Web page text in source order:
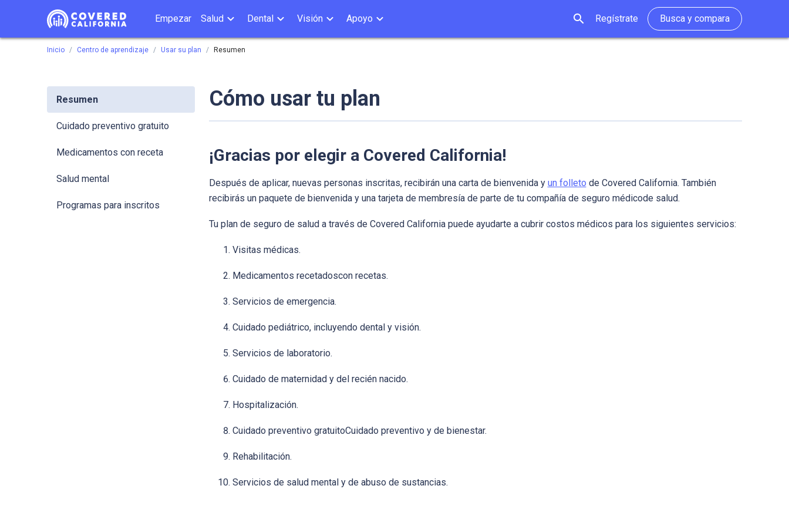
Empezar Salud Dental Visión Apoyo search Regístrate Busca y compara
Inicio Centro de aprendizaje Usar su plan Resumen
Resumen
Cuidado preventivo gratuito
Medicamentos con receta
Salud mental
Programas para inscritos
Cómo usar tu plan
¡Gracias por elegir a Covered California!
Después de aplicar, nuevas personas inscritas, recibirán una carta de bienvenida y un folleto de Covered California. También
recibirás un paquete de bienvenida y una tarjeta de membresía de parte de tu compañía de seguro médicode salud.
Tu plan de seguro de salud a través de Covered California puede ayudarte a cubrir costos médicos para los siguientes servicios:
Visitas médicas.
Medicamentos recetadoscon recetas.
Servicios de emergencia.
Cuidado pediátrico, incluyendo dental y visión.
Servicios de laboratorio.
Cuidado de maternidad y del recién nacido.
Hospitalización.
Cuidado preventivo gratuitoCuidado preventivo y de bienestar.
Rehabilitación.
Servicios de salud mental y de abuso de sustancias.